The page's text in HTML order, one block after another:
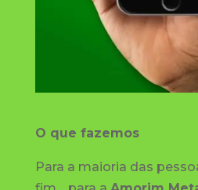
O que fazemos
Para a maioria das